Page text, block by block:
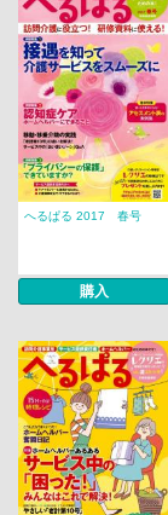
へるぱる 2017 春号
購入